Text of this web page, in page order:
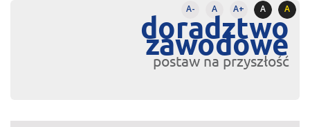
A- A A+ A A
doradztwo
zawodowe
postaw na przyszłość